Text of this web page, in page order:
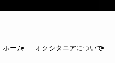
ホーム オクシタニアについて